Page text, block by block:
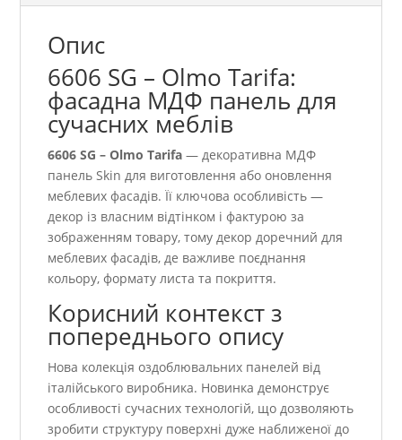
Опис
6606 SG – Olmo Tarifa:
фасадна МДФ панель для
сучасних меблів
6606 SG – Olmo Tarifa — декоративна МДФ
панель Skin для виготовлення або оновлення
меблевих фасадів. Її ключова особливість —
декор із власним відтінком і фактурою за
зображенням товару, тому декор доречний для
меблевих фасадів, де важливе поєднання
кольору, формату листа та покриття.
Корисний контекст з
попереднього опису
Нова колекція оздоблювальних панелей від
італійського виробника. Новинка демонструє
особливості сучасних технологій, що дозволяють
зробити структуру поверхні дуже наближеної до